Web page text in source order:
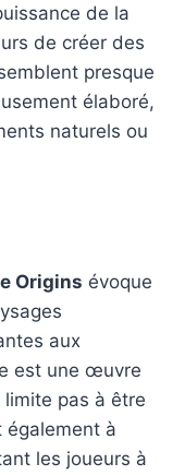
de la
de créer des
presque
élaboré,
naturels ou
Origins évoque
aux
est une œuvre
limite pas à être
également à
les joueurs à